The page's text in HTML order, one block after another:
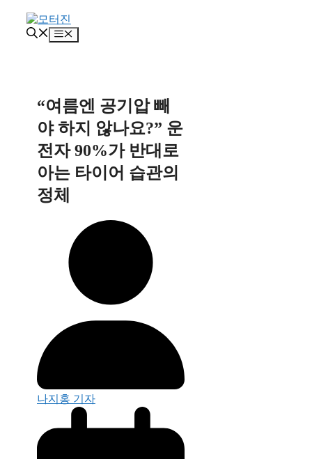
메
“여름엔 공기압 빼
야 하지 않나요?” 운
전자 90%가 반대로
아는 타이어 습관의
정체
나지홍 기자